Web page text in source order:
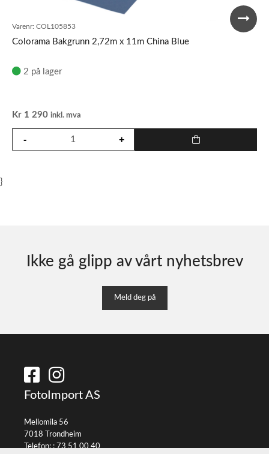
Varenr: COL105853
Colorama Bakgrunn 2,72m x 11m China Blue
2 på lager
Kr 1 290 inkl. mva
}
Ikke gå glipp av vårt nyhetsbrev
Meld deg på
FotoImport AS
Mellomila 56
7018 Trondheim
Telefon: :73 51 00 40